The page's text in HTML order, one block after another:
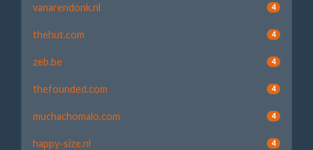
vanarendonk.nl 4
thehut.com 4
zeb.be 4
thefounded.com 4
muchachomalo.com 4
happy-size.nl 4